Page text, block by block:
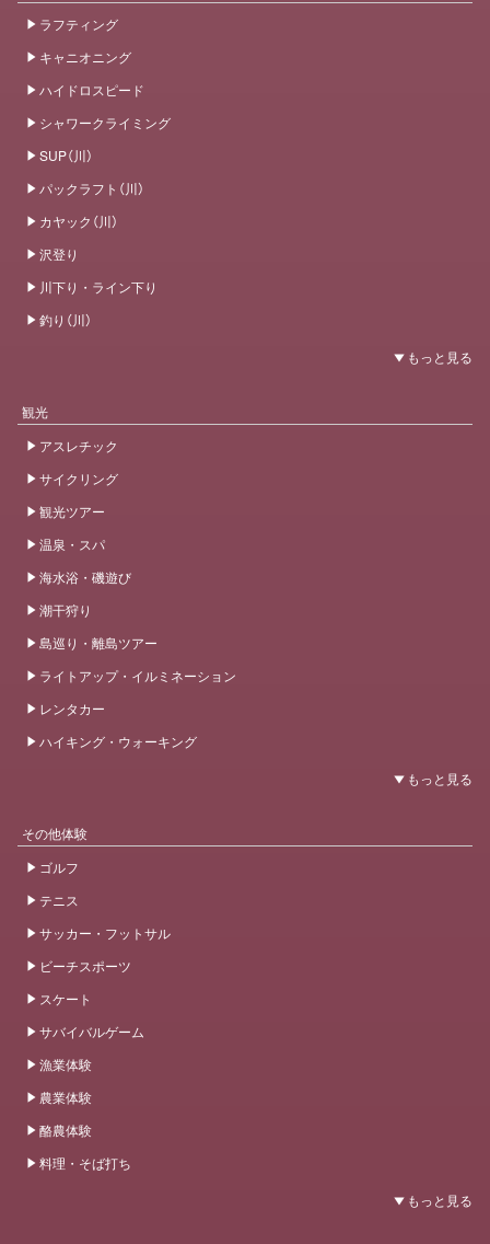
ラフティング
キャニオニング
ハイドロスピード
シャワークライミング
SUP（川）
パックラフト（川）
カヤック（川）
沢登り
川下り・ライン下り
釣り（川）
観光
アスレチック
サイクリング
観光ツアー
温泉・スパ
海水浴・磯遊び
潮干狩り
島巡り・離島ツアー
ライトアップ・イルミネーション
レンタカー
ハイキング・ウォーキング
その他体験
ゴルフ
テニス
サッカー・フットサル
ビーチスポーツ
スケート
サバイバルゲーム
漁業体験
農業体験
酪農体験
料理・そば打ち